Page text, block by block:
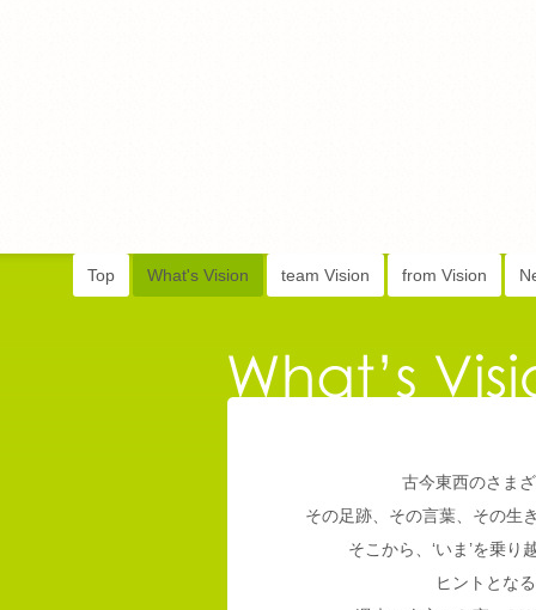
Top What's Vision team Vision from Vision
古今東西のさま
その足跡、その言葉、その生
そこから、‘いま’を乗
ヒントとな